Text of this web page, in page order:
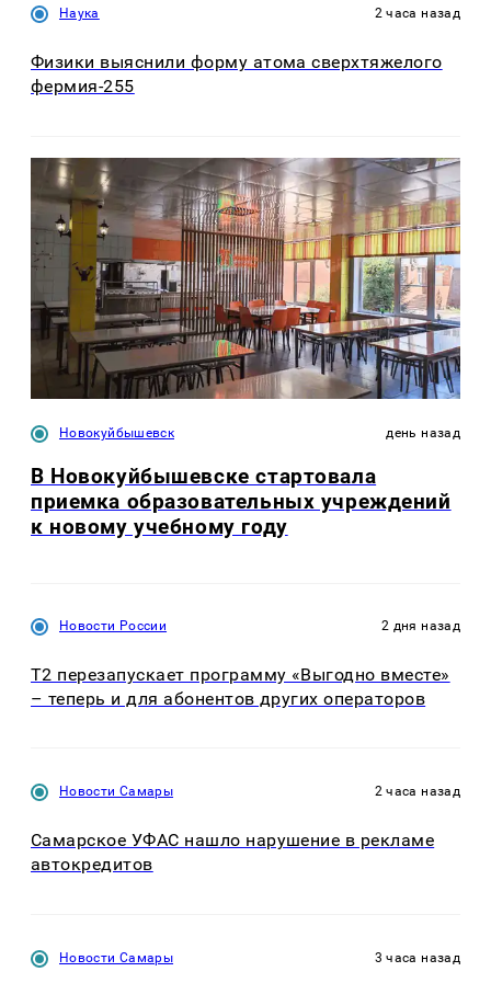
Наука 2 часа назад
Физики выяснили форму атома сверхтяжелого
фермия-255
Новокуйбышевск день назад
В Новокуйбышевске стартовала
приемка образовательных учреждений
к новому учебному году
Новости России 2 дня назад
Т2 перезапускает программу «Выгодно вместе»
– теперь и для абонентов других операторов
Новости Самары 2 часа назад
Самарское УФАС нашло нарушение в рекламе
автокредитов
Новости Самары 3 часа назад